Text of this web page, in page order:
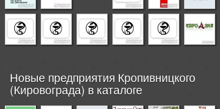
Новые предприятия Кропивницкого
(Кировограда) в каталоге